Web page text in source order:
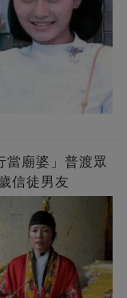
當廟婆」普渡眾
信徒男友